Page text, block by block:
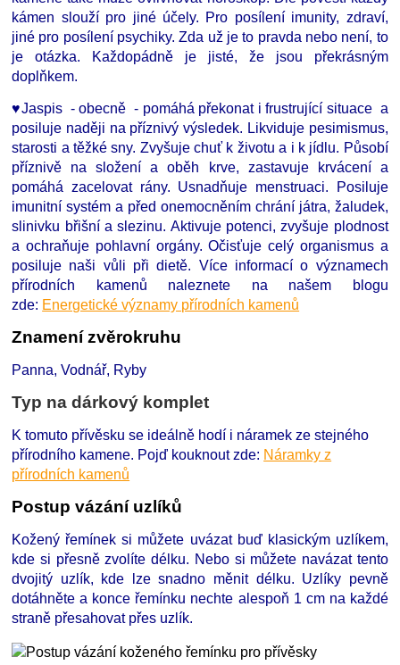
kámen slouží pro jiné účely. Pro posílení imunity, zdraví,
jiné pro posílení psychiky. Zda už je to pravda nebo není, to
je otázka. Každopádně je jisté, že jsou překrásným
doplňkem.
♥Jaspis - obecně - pomáhá překonat i frustrující situace a
posiluje naději na příznivý výsledek. Likviduje pesimismus,
starosti a těžké sny. Zvyšuje chuť k životu a i k jídlu. Působí
příznivě na složení a oběh krve, zastavuje krvácení a
pomáhá zacelovat rány. Usnadňuje menstruaci. Posiluje
imunitní systém a před onemocněním chrání játra, žaludek,
slinivku břišní a slezinu. Aktivuje potenci, zvyšuje plodnost
a ochraňuje pohlavní orgány. Očisťuje celý organismus a
posiluje naši vůli při dietě. Více informací o významech
přírodních kamenů naleznete na našem blogu
zde: Energetické významy přírodních kamenů
Znamení zvěrokruhu
Panna, Vodnář, Ryby
Typ na dárkový komplet
K tomuto přívěsku se ideálně hodí i náramek ze stejného
přírodního kamene. Pojď kouknout zde: Náramky z
přírodních kamenů
Postup vázání uzlíků
Kožený řemínek si můžete uvázat buď klasickým uzlíkem,
kde si přesně zvolíte délku. Nebo si můžete navázat tento
dvojitý uzlík, kde lze snadno měnit délku. Uzlíky pevně
dotáhněte a konce řemínku nechte alespoň 1 cm na každé
straně přesahovat přes uzlík.